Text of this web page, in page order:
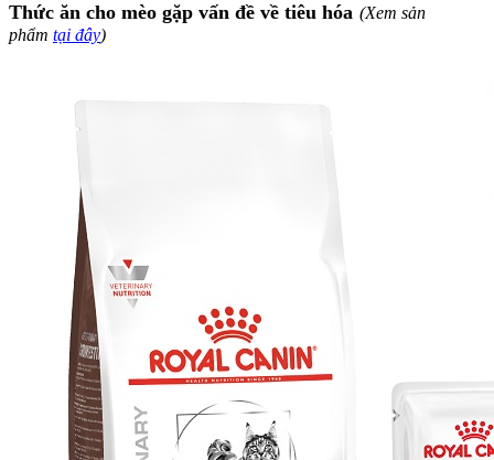
Thức ăn cho mèo gặp vấn đề về tiêu hóa (Xem sản
phẩm tại đây)